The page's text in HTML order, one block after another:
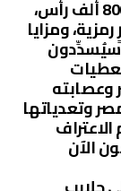
السودانية لمصر التي بلغت 800 ألف رأس،
ومزايا
سيُسدِّدون
وعصابته
وتعدياتها
الآن